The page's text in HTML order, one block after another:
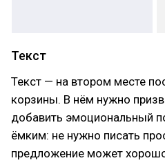
Текст
Текст — на втором месте
корзины. В нём нужно
добавить эмоциональный
ёмким: не нужно писать
предложение может